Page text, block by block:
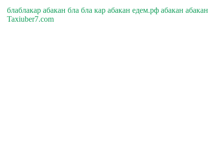
блаблакар абакан бла бла кар абакан едем.рф абакан абакан
Taxiuber7.com